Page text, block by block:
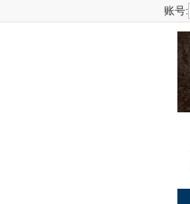
账号: